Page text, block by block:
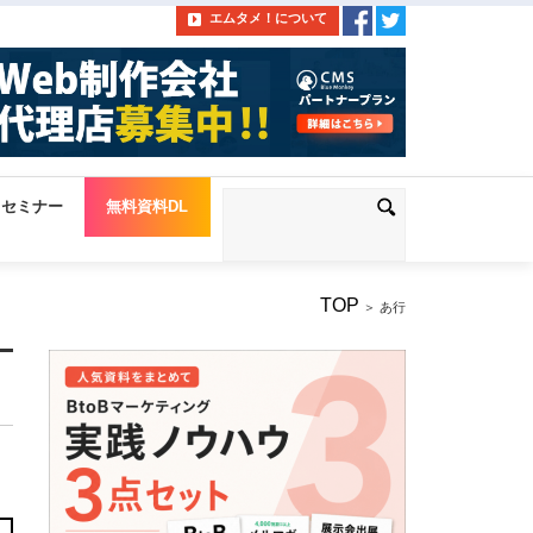
エムタメ！について
セミナー 無料資料DL
TOP ＞ あ行